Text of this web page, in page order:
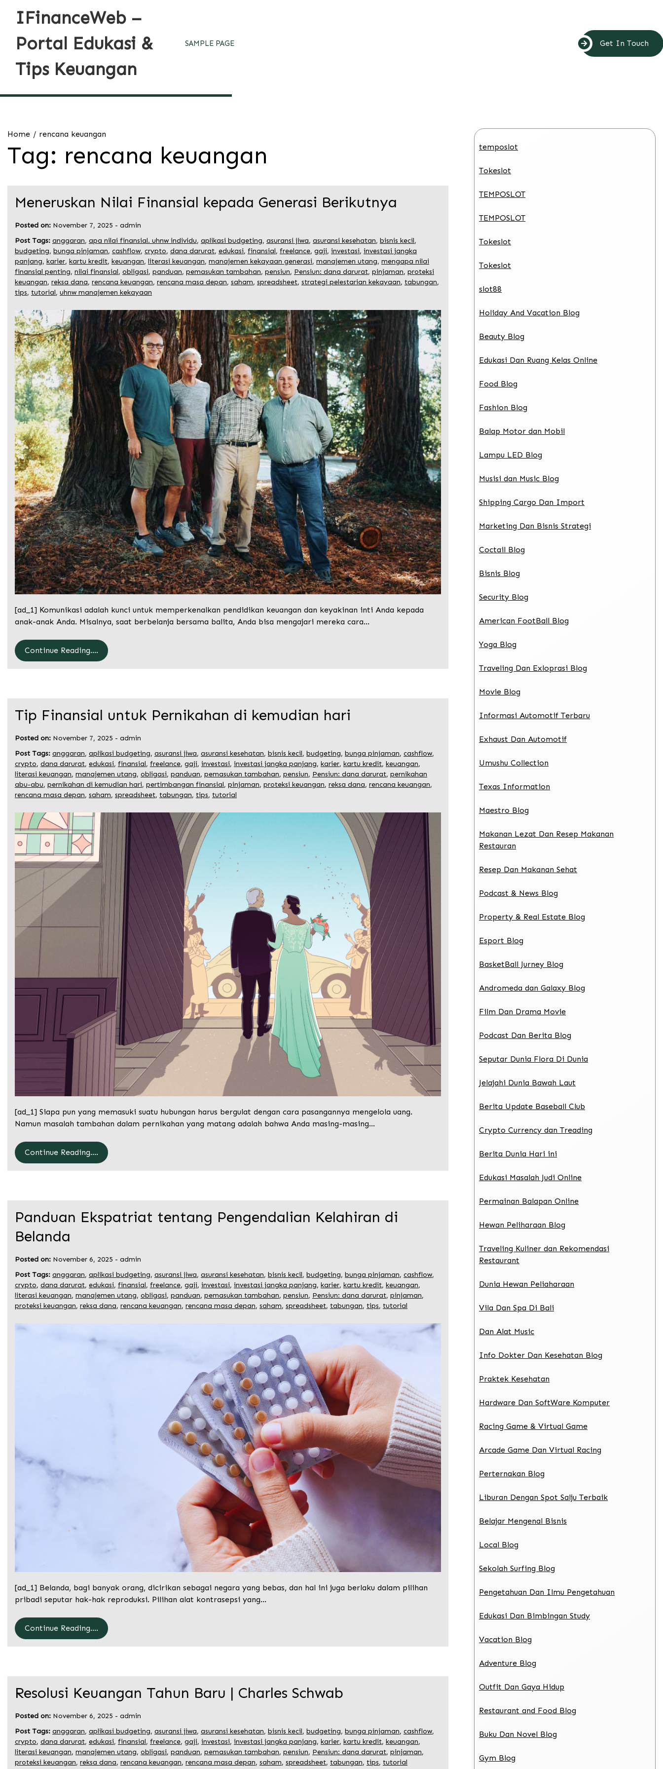
IFinanceWeb –
Portal Edukasi &
Tips Keuangan
SAMPLE PAGE Get In Touch
Home rencana keuangan
Tag: rencana keuangan
Meneruskan Nilai Finansial kepada Generasi Berikutnya
Posted on: November 7, 2025 - admin
Post Tags: anggaran, apa nilai finansial. uhnw individu, aplikasi budgeting, asuransi jiwa, asuransi kesehatan, bisnis kecil,
budgeting, bunga pinjaman, cashflow, crypto, dana darurat, edukasi, finansial, freelance, gaji, investasi, investasi jangka
panjang, karier, kartu kredit, keuangan, literasi keuangan, manajemen kekayaan generasi, manajemen utang, mengapa nilai
finansial penting, nilai finansial, obligasi, panduan, pemasukan tambahan, pensiun, Pensiun: dana darurat, pinjaman, proteksi
keuangan, reksa dana, rencana keuangan, rencana masa depan, saham, spreadsheet, strategi pelestarian kekayaan, tabungan,
tips, tutorial, uhnw manajemen kekayaan
[ad_1] Komunikasi adalah kunci untuk memperkenalkan pendidikan keuangan dan keyakinan inti Anda kepada
anak-anak Anda. Misalnya, saat berbelanja bersama balita, Anda bisa mengajari mereka cara…
Continue Reading....
Tip Finansial untuk Pernikahan di kemudian hari
Posted on: November 7, 2025 - admin
Post Tags: anggaran, aplikasi budgeting, asuransi jiwa, asuransi kesehatan, bisnis kecil, budgeting, bunga pinjaman, cashflow,
crypto, dana darurat, edukasi, finansial, freelance, gaji, investasi, investasi jangka panjang, karier, kartu kredit, keuangan,
literasi keuangan, manajemen utang, obligasi, panduan, pemasukan tambahan, pensiun, Pensiun: dana darurat, pernikahan
abu-abu, pernikahan di kemudian hari, pertimbangan finansial, pinjaman, proteksi keuangan, reksa dana, rencana keuangan,
rencana masa depan, saham, spreadsheet, tabungan, tips, tutorial
[ad_1] Siapa pun yang memasuki suatu hubungan harus bergulat dengan cara pasangannya mengelola uang.
Namun masalah tambahan dalam pernikahan yang matang adalah bahwa Anda masing-masing…
Continue Reading....
Panduan Ekspatriat tentang Pengendalian Kelahiran di
Belanda
Posted on: November 6, 2025 - admin
Post Tags: anggaran, aplikasi budgeting, asuransi jiwa, asuransi kesehatan, bisnis kecil, budgeting, bunga pinjaman, cashflow,
crypto, dana darurat, edukasi, finansial, freelance, gaji, investasi, investasi jangka panjang, karier, kartu kredit, keuangan,
literasi keuangan, manajemen utang, obligasi, panduan, pemasukan tambahan, pensiun, Pensiun: dana darurat, pinjaman,
proteksi keuangan, reksa dana, rencana keuangan, rencana masa depan, saham, spreadsheet, tabungan, tips, tutorial
[ad_1] Belanda, bagi banyak orang, dicirikan sebagai negara yang bebas, dan hal ini juga berlaku dalam pilihan
pribadi seputar hak-hak reproduksi. Pilihan alat kontrasepsi yang…
Continue Reading....
Resolusi Keuangan Tahun Baru | Charles Schwab
Posted on: November 6, 2025 - admin
Post Tags: anggaran, aplikasi budgeting, asuransi jiwa, asuransi kesehatan, bisnis kecil, budgeting, bunga pinjaman, cashflow,
crypto, dana darurat, edukasi, finansial, freelance, gaji, investasi, investasi jangka panjang, karier, kartu kredit, keuangan,
literasi keuangan, manajemen utang, obligasi, panduan, pemasukan tambahan, pensiun, Pensiun: dana darurat, pinjaman,
proteksi keuangan, reksa dana, rencana keuangan, rencana masa depan, saham, spreadsheet, tabungan, tips, tutorial
temposlot
Tokeslot
TEMPOSLOT
TEMPOSLOT
Tokeslot
Tokeslot
slot88
Holiday And Vacation Blog
Beauty Blog
Edukasi Dan Ruang Kelas Online
Food Blog
Fashion Blog
Balap Motor dan Mobil
Lampu LED Blog
Musisi dan Music Blog
Shipping Cargo Dan Import
Marketing Dan Bisnis Strategi
Coctail Blog
Bisnis Blog
Security Blog
American FootBall Blog
Yoga Blog
Traveling Dan Exloprasi Blog
Movie Blog
Informasi Automotif Terbaru
Exhaust Dan Automotif
Umushu Collection
Texas Information
Maestro Blog
Makanan Lezat Dan Resep Makanan
Restauran
Resep Dan Makanan Sehat
Podcast & News Blog
Property & Real Estate Blog
Esport Blog
BasketBall Jurney Blog
Andromeda dan Galaxy Blog
Film Dan Drama Movie
Podcast Dan Berita Blog
Seputar Dunia Flora Di Dunia
Jelajahi Dunia Bawah Laut
Berita Update Baseball Club
Crypto Currency dan Treading
Berita Dunia Hari ini
Edukasi Masalah Judi Online
Permainan Balapan Online
Hewan Peliharaan Blog
Traveling Kuliner dan Rekomendasi
Restaurant
Dunia Hewan Peliaharaan
Vila Dan Spa Di Bali
Dan Alat Music
Info Dokter Dan Kesehatan Blog
Praktek Kesehatan
Hardware Dan SoftWare Komputer
Racing Game & Virtual Game
Arcade Game Dan Virtual Racing
Perternakan Blog
Liburan Dengan Spot Salju Terbaik
Belajar Mengenal Bisnis
Local Blog
Sekolah Surfing Blog
Pengetahuan Dan Ilmu Pengetahuan
Edukasi Dan Bimbingan Study
Vacation Blog
Adventure Blog
Outfit Dan Gaya Hidup
Restaurant and Food Blog
Buku Dan Novel Blog
Gym Blog